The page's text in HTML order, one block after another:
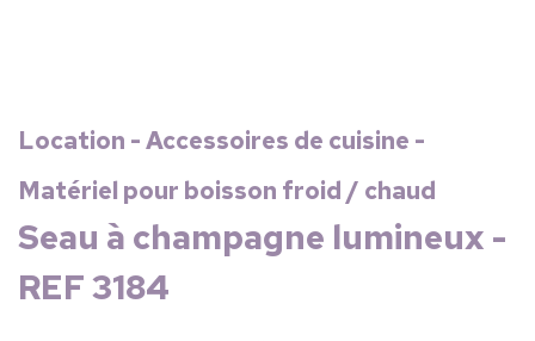
Location - Accessoires de cuisine -
Matériel pour boisson froid / chaud
Seau à champagne lumineux -
REF 3184